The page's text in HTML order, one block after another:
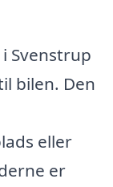
Svenstrup
bilen. Den
eller
er